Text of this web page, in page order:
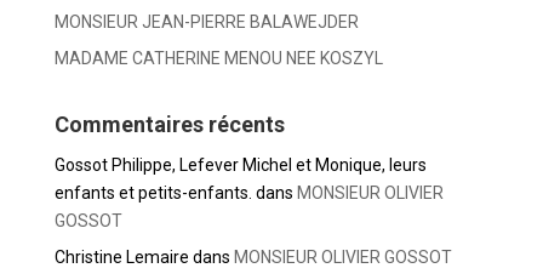
MONSIEUR JEAN-PIERRE BALAWEJDER
MADAME CATHERINE MENOU NEE KOSZYL
Commentaires récents
Gossot Philippe, Lefever Michel et Monique, leurs
enfants et petits-enfants. dans MONSIEUR OLIVIER
GOSSOT
Christine Lemaire dans MONSIEUR OLIVIER GOSSOT